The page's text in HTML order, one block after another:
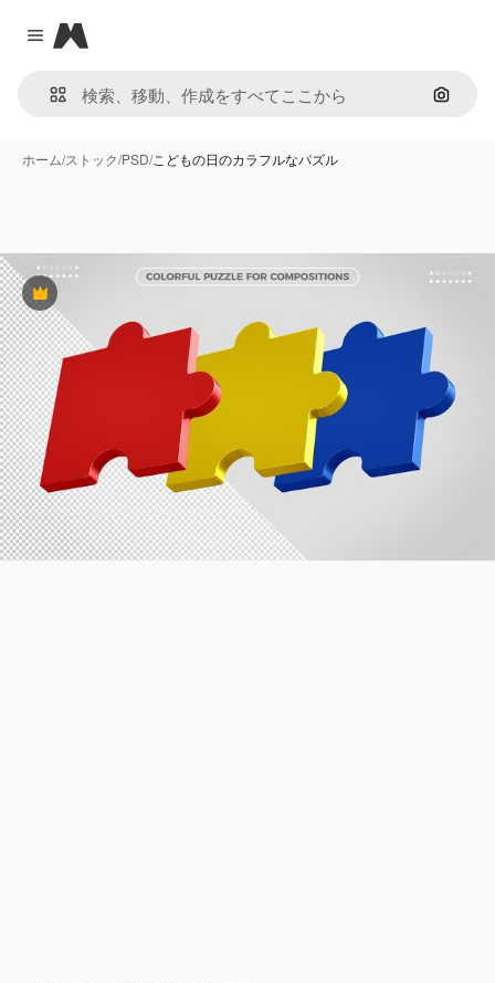
Close menu
Magnific
画像で
ホーム/ストック/PSD/こどもの日のカラフルなパズル
Premium